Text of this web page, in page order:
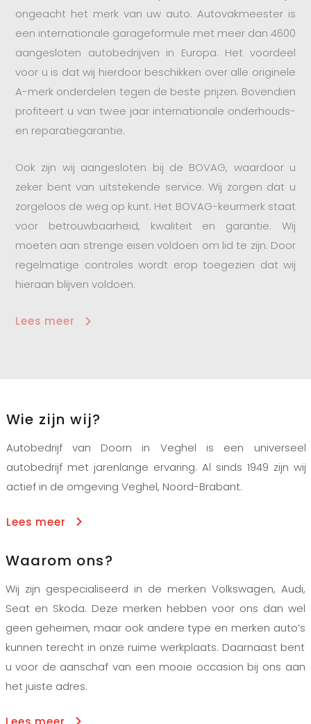
ongeacht het merk van uw auto. Autovakmeester is
een internationale garageformule met meer dan 4600
aangesloten autobedrijven in Europa. Het voordeel
voor u is dat wij hierdoor beschikken over alle originele
A-merk onderdelen tegen de beste prijzen. Bovendien
profiteert u van twee jaar internationale onderhouds-
en reparatiegarantie.
Ook zijn wij aangesloten bij de BOVAG, waardoor u
zeker bent van uitstekende service. Wij zorgen dat u
zorgeloos de weg op kunt. Het BOVAG-keurmerk staat
voor betrouwbaarheid, kwaliteit en garantie. Wij
moeten aan strenge eisen voldoen om lid te zijn. Door
regelmatige controles wordt erop toegezien dat wij
hieraan blijven voldoen.
Lees meer
Wie zijn wij?
Autobedrijf van Doorn in Veghel is een universeel
autobedrijf met jarenlange ervaring. Al sinds 1949 zijn wij
actief in de omgeving Veghel, Noord-Brabant.
Lees meer
Waarom ons?
Wij zijn gespecialiseerd in de merken Volkswagen, Audi,
Seat en Skoda. Deze merken hebben voor ons dan wel
geen geheimen, maar ook andere type en merken auto’s
kunnen terecht in onze ruime werkplaats. Daarnaast bent
u voor de aanschaf van een mooie occasion bij ons aan
het juiste adres.